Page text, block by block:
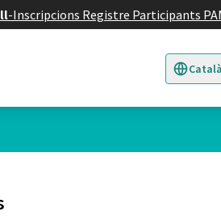
-Inscripcions Registre Participants
Català
Triar la